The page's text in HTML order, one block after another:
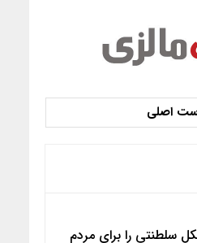
سلطنتی را برای مردم